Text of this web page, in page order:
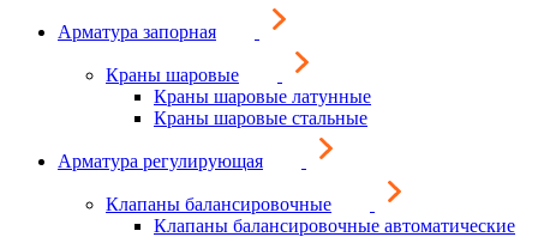
Арматура запорная
Краны шаровые
Краны шаровые латунные
Краны шаровые стальные
Арматура регулирующая
Клапаны балансировочные
Клапаны балансировочные автоматические